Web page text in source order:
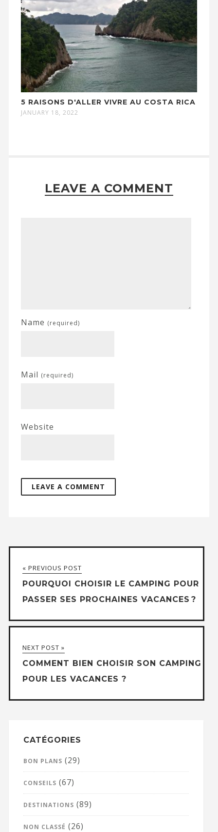
5 RAISONS D'ALLER VIVRE AU COSTA RICA
JANUARY 18, 2022
LEAVE A COMMENT
Name (required)
Mail (required)
Website
« PREVIOUS POST
POURQUOI CHOISIR LE CAMPING POUR
PASSER SES PROCHAINES VACANCES ?
NEXT POST »
COMMENT BIEN CHOISIR SON CAMPING
POUR LES VACANCES ?
CATÉGORIES
BON PLANS (29)
CONSEILS (67)
DESTINATIONS (89)
NON CLASSÉ (26)